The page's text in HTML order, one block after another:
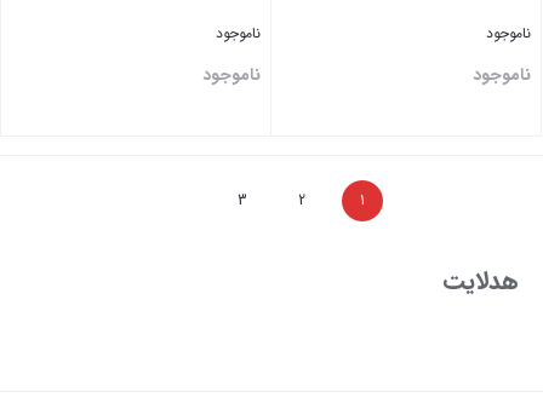
ناموجود
ناموجود
ناموجود
ناموجود
1
2
3
هدلایت